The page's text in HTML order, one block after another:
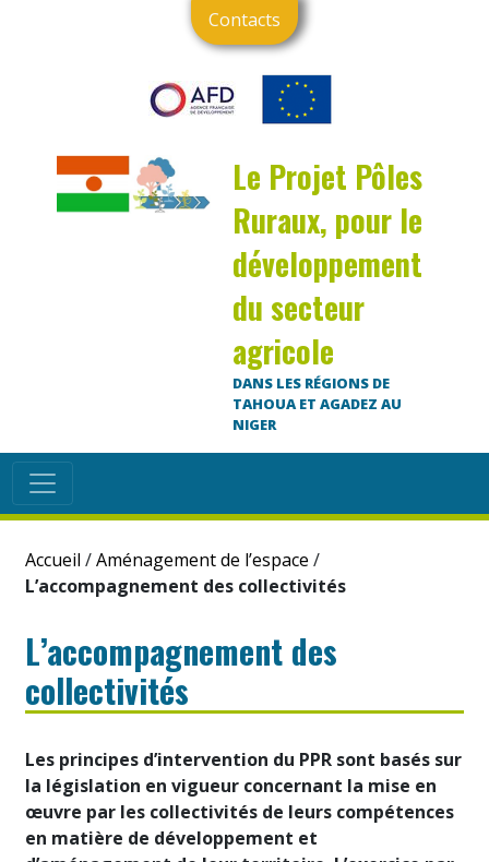
Le Projet Pôles
Ruraux, pour le
développement
du secteur
agricole
DANS LES RÉGIONS DE
TAHOUA ET AGADEZ AU
NIGER
Contacts
Accueil /Aménagement de l’espace /
L’accompagnement des collectivités
L’accompagnement des
collectivités
Les principes d’intervention du PPR sont basés sur
la législation en vigueur concernant la mise en
œuvre par les collectivités de leurs compétences
en matière de développement et